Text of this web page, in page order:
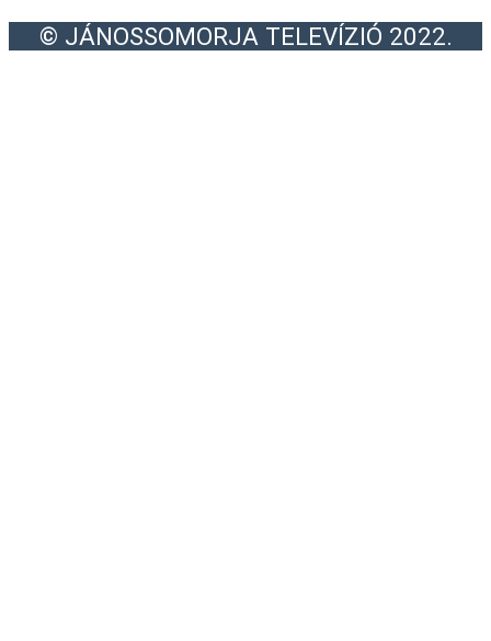
© JÁNOSSOMORJA TELEVÍZIÓ 2022.